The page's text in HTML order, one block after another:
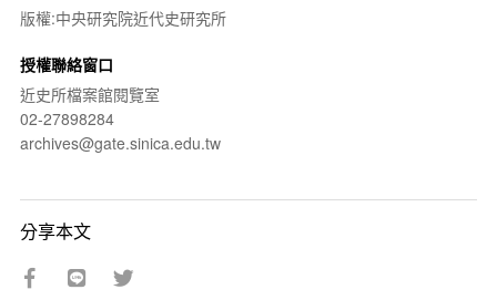
版權:中央研究院近代史研究所
授權聯絡窗口
近史所檔案館閱覽室
02-27898284
archives@gate.sinica.edu.tw
分享本文